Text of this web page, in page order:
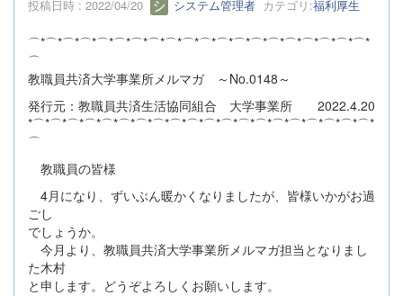
投稿日時 : 2022/04/20 システム管理者 カテゴリ:福利厚生
⌒*⌒*⌒*⌒*⌒*⌒*⌒*⌒*⌒*⌒*⌒*⌒*⌒*⌒*⌒*⌒*⌒*⌒*⌒*⌒*
⌒
教職員共済大学事業所メルマガ ～No.0148～
発行元：教職員共済生活協同組合 大学事業所 2022.4.20
*⌒*⌒*⌒*⌒*⌒*⌒*⌒*⌒*⌒*⌒*⌒*⌒*⌒*⌒*⌒*⌒*⌒*⌒*⌒*⌒*
⌒
教職員の皆様
4月になり、ずいぶん暖かくなりましたが、皆様いかがお過
ごし
でしょうか。
今月より、教職員共済大学事業所メルマガ担当となりまし
た木村
と申します。どうぞよろしくお願いします。